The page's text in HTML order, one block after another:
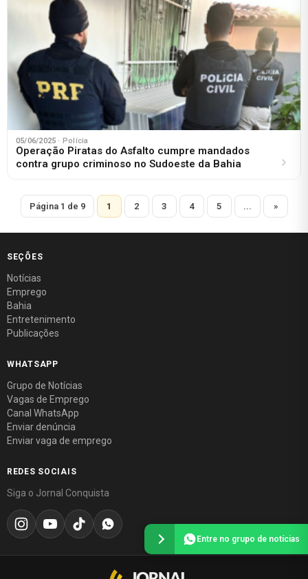
05/06/2025 · Polícia
Operação Piratas do Asfalto cumpre mandados
contra grupo criminoso no Sudoeste da Bahia
Página 1 de 9 1 2 3 4 5 ... »
SEÇÕES
Notícias
Emprego
Bahia
Entretenimento
Publicações
WHATSAPP
Grupo de Notícias
Vagas de Emprego
Canal WhatsApp
Enviar denúncia
Enviar vaga de emprego
REDES SOCIAIS
Siga o Jornal Conquista
Entre no grupo de notícias